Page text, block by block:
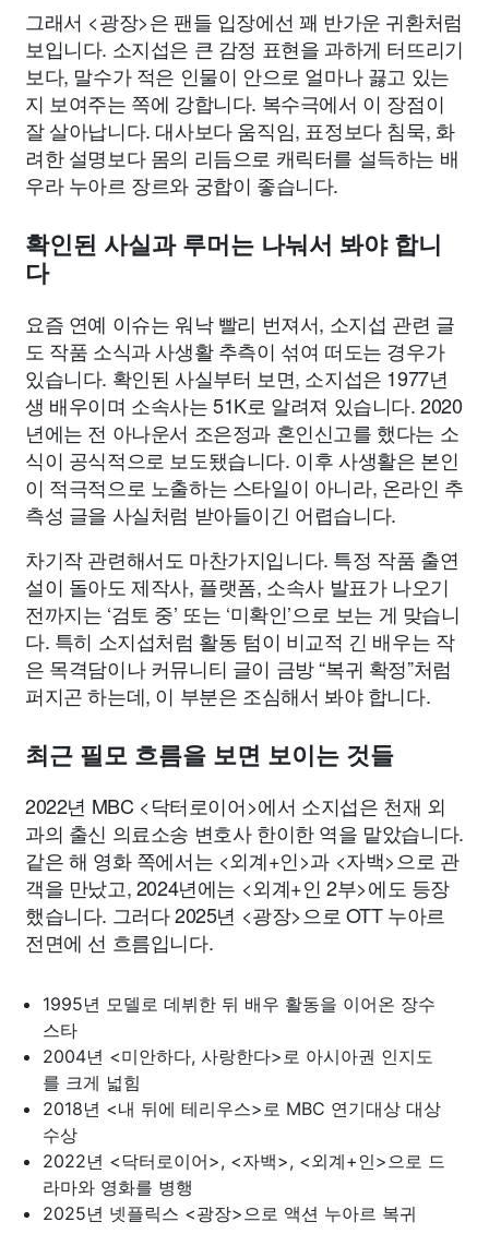
그래서 <광장>은 팬들 입장에선 꽤 반가운 귀환처럼
보입니다. 소지섭은 큰 감정 표현을 과하게 터뜨리기
보다, 말수가 적은 인물이 안으로 얼마나 끓고 있는
지 보여주는 쪽에 강합니다. 복수극에서 이 장점이
잘 살아납니다. 대사보다 움직임, 표정보다 침묵, 화
려한 설명보다 몸의 리듬으로 캐릭터를 설득하는 배
우라 누아르 장르와 궁합이 좋습니다.
확인된 사실과 루머는 나눠서 봐야 합니
다
요즘 연예 이슈는 워낙 빨리 번져서, 소지섭 관련 글
도 작품 소식과 사생활 추측이 섞여 떠도는 경우가
있습니다. 확인된 사실부터 보면, 소지섭은 1977년
생 배우이며 소속사는 51K로 알려져 있습니다. 2020
년에는 전 아나운서 조은정과 혼인신고를 했다는 소
식이 공식적으로 보도됐습니다. 이후 사생활은 본인
이 적극적으로 노출하는 스타일이 아니라, 온라인 추
측성 글을 사실처럼 받아들이긴 어렵습니다.
차기작 관련해서도 마찬가지입니다. 특정 작품 출연
설이 돌아도 제작사, 플랫폼, 소속사 발표가 나오기
전까지는 ‘검토 중’ 또는 ‘미확인’으로 보는 게 맞습니
다. 특히 소지섭처럼 활동 텀이 비교적 긴 배우는 작
은 목격담이나 커뮤니티 글이 금방 “복귀 확정”처럼
퍼지곤 하는데, 이 부분은 조심해서 봐야 합니다.
최근 필모 흐름을 보면 보이는 것들
2022년 MBC <닥터로이어>에서 소지섭은 천재 외
과의 출신 의료소송 변호사 한이한 역을 맡았습니다.
같은 해 영화 쪽에서는 <외계+인>과 <자백>으로 관
객을 만났고, 2024년에는 <외계+인 2부>에도 등장
했습니다. 그러다 2025년 <광장>으로 OTT 누아르
전면에 선 흐름입니다.
1995년 모델로 데뷔한 뒤 배우 활동을 이어온 장수
스타
2004년 <미안하다, 사랑한다>로 아시아권 인지도
를 크게 넓힘
2018년 <내 뒤에 테리우스>로 MBC 연기대상 대상
수상
2022년 <닥터로이어>, <자백>, <외계+인>으로 드
라마와 영화를 병행
2025년 넷플릭스 <광장>으로 액션 누아르 복귀